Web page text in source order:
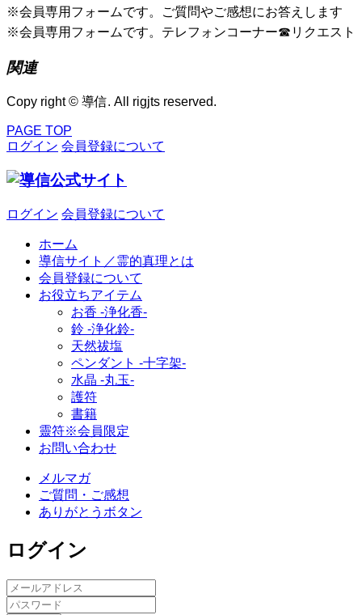
※会員専用フォームです。ご質問やご感想にお答えします
※会員専用フォームです。テレフォンコーナー☎リクエスト
関連
Copy right © 導信. All rigjts reserved.
PAGE TOP
ログイン 会員登録について
ログイン 会員登録について
ホーム
導信サイト／霊的真理とは
会員登録について
お役立ちアイテム
お香 ‐浄化香‐
鈴 ‐浄化鈴‐
天然祓塩
ペンダント -十字架-
水晶 -丸玉-
護符
書籍
靈符※会員限定
お問い合わせ
メルマガ
ご質問・ご感想
ありがとうボタン
ログイン